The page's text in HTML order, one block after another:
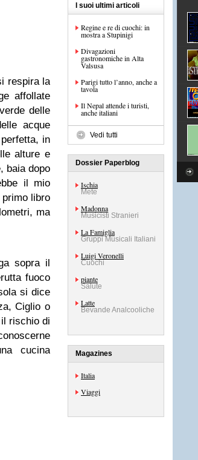
respira la
affollate
delle
acque
in
alture e
baia dopo
il mio
libro
ma
sopra il
fuoco
si dice
Ciglio o
rischio di
cucina
I suoi ultimi articoli
Regine e re di cuochi: in
mostra a Stupinigi
Divagazioni
gastronomiche in Alta
Valsusa
Parigi tutto l’anno, anche a
tavola
Il Nepal attende i turisti,
anche italiani
Vedi tutti
Dossier Paperblog
Ischia
Mete
Madonna
Musicisti Stranieri
La Famiglia
Gruppi Musicali Italiani
Luigi Veronelli
Cuochi
piante
Salute
Latte
Bevande Analcooliche
Magazines
Italia
Viaggi